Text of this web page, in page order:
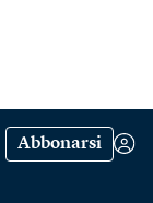
Abbonarsi